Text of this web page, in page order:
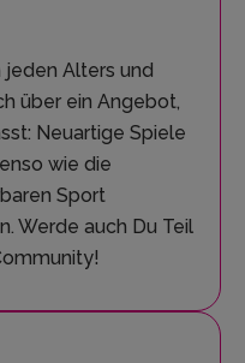
jeden Alters und
über ein Angebot,
Neuartige Spiele
wie die
Sport
Werde auch Du Teil